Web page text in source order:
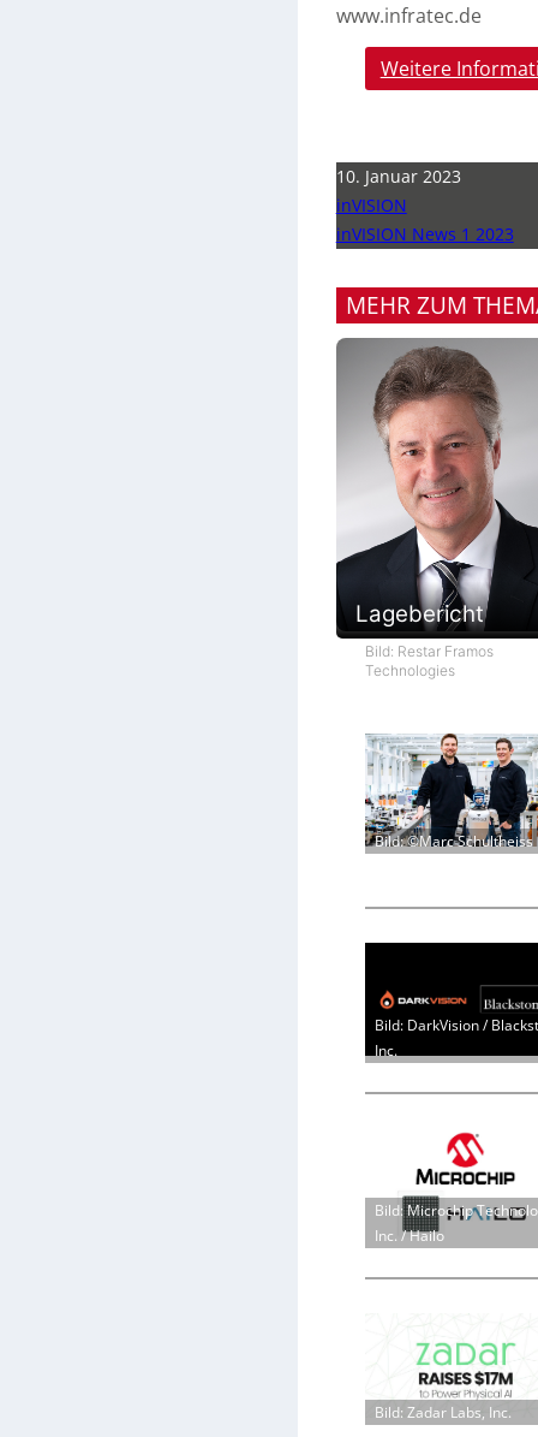
www.infratec.de
Weitere
10. Januar 2023
inVISION
inVISION News 1 2023
MEHR ZUM
Lagebericht
Bild: Restar Framos
Technologies
Bild: ©Marc Schultheiss
Bild: DarkVision /
Inc.
Bild: Microchip
Inc. / Hailo
Bild: Zadar Labs, Inc.